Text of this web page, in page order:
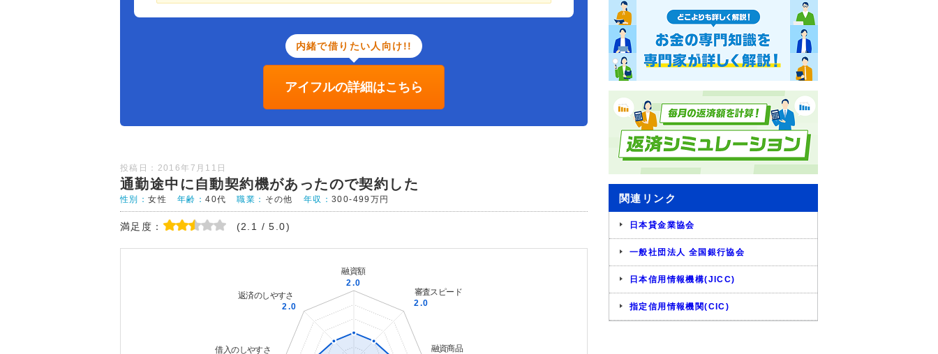
内緒で借りたい人向け!!
アイフルの詳細はこちら
投稿日：2016年7月11日
通勤途中に自動契約機があったので契約した
性別：女性 年齢：40代 職業： その他 年収：300-499万円
満足度： (2.1 / 5.0)
関連リンク
日本貸金業協会
一般社団法人 全国銀行協会
日本信用情報機構(JICC)
指定信用情報機関(CIC)